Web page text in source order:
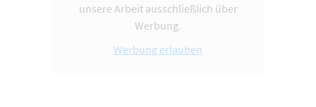
unsere Arbeit ausschließlich über
Werbung.
Werbung erlauben